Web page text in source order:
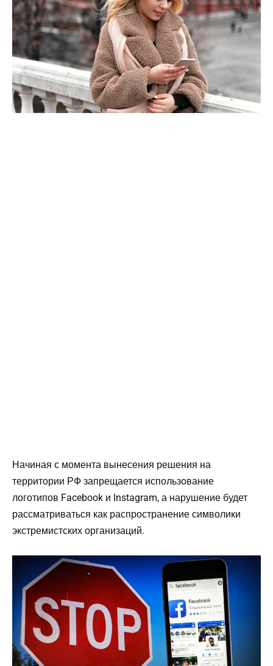
Начиная с момента вынесения решения на
территории РФ запрещается использование
логотипов Facebook и Instagram, а нарушение будет
рассматриваться как распространение символики
экстремистских организаций.